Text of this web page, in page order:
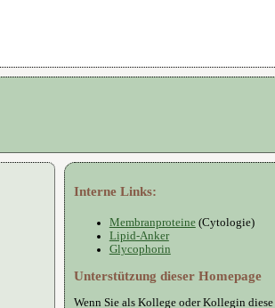
Interne Links:
Membranproteine(Cytologie)
Lipid-Anker
Glycophorin
Unterstützung dieser Homepage
Wenn Sie als Kollege oder Kollegin diese